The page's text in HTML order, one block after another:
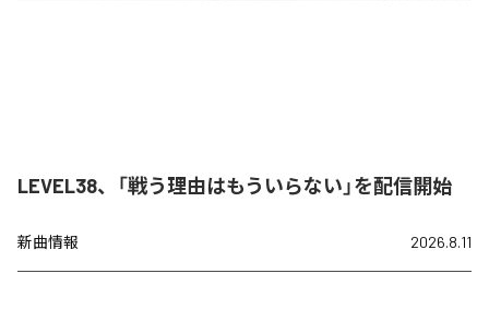
LEVEL38、「戦う理由はもういらない」を配信開始
新曲情報 2026.8.11